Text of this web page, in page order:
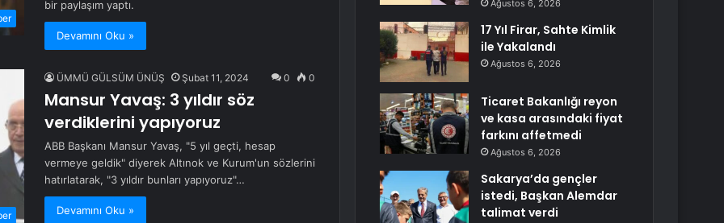
bir paylaşım yaptı.
Devamını Oku »
ÜMMÜ GÜLSÜM ÜNÜŞ Şubat 11, 2024 0 0
Mansur Yavaş: 3 yıldır söz
verdiklerini yapıyoruz
ABB Başkanı Mansur Yavaş, "5 yıl geçti, hesap
vermeye geldik" diyerek Altınok ve Kurum'un sözlerini
hatırlatarak, "3 yıldır bunları yapıyoruz"…
Devamını Oku »
Ağustos 6, 2026
17 Yıl Firar, Sahte Kimlik
ile Yakalandı
Ağustos 6, 2026
Ticaret Bakanlığı reyon
ve kasa arasındaki fiyat
farkını affetmedi
Ağustos 6, 2026
Sakarya’da gençler
istedi, Başkan Alemdar
talimat verdi